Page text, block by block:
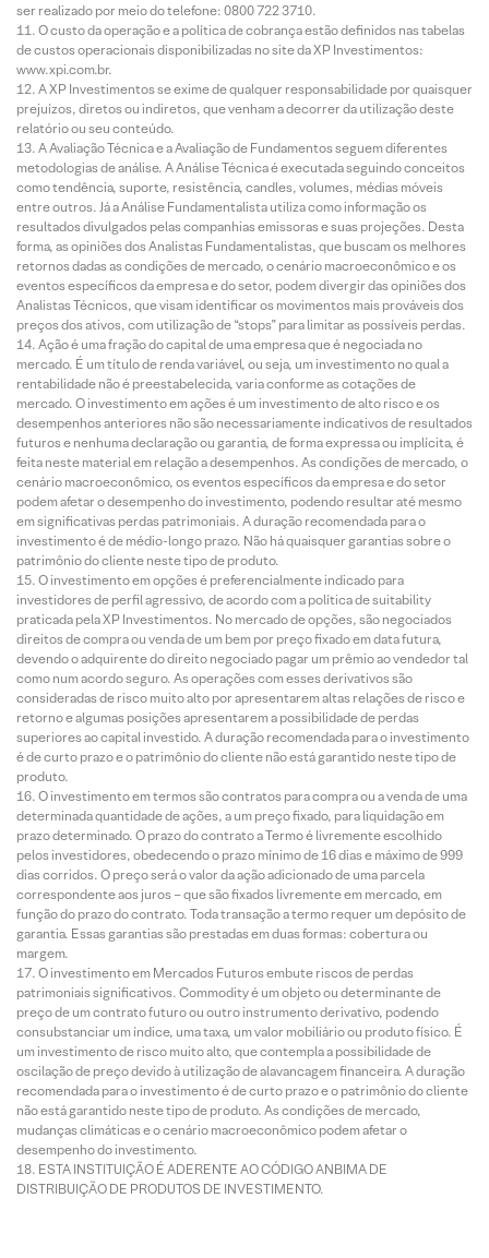
ser realizado por meio do telefone: 0800 722 3710.
O custo da operação e a política de cobrança estão definidos nas tabelas
de custos operacionais disponibilizadas no site da XP Investimentos:
www.xpi.com.br.
A XP Investimentos se exime de qualquer responsabilidade por quaisquer
prejuízos, diretos ou indiretos, que venham a decorrer da utilização deste
relatório ou seu conteúdo.
A Avaliação Técnica e a Avaliação de Fundamentos seguem diferentes
metodologias de análise. A Análise Técnica é executada seguindo conceitos
como tendência, suporte, resistência, candles, volumes, médias móveis
entre outros. Já a Análise Fundamentalista utiliza como informação os
resultados divulgados pelas companhias emissoras e suas projeções. Desta
forma, as opiniões dos Analistas Fundamentalistas, que buscam os melhores
retornos dadas as condições de mercado, o cenário macroeconômico e os
eventos específicos da empresa e do setor, podem divergir das opiniões dos
Analistas Técnicos, que visam identificar os movimentos mais prováveis dos
preços dos ativos, com utilização de “stops” para limitar as possíveis perdas.
Ação é uma fração do capital de uma empresa que é negociada no
mercado. É um título de renda variável, ou seja, um investimento no qual a
rentabilidade não é preestabelecida, varia conforme as cotações de
mercado. O investimento em ações é um investimento de alto risco e os
desempenhos anteriores não são necessariamente indicativos de resultados
futuros e nenhuma declaração ou garantia, de forma expressa ou implícita, é
feita neste material em relação a desempenhos. As condições de mercado, o
cenário macroeconômico, os eventos específicos da empresa e do setor
podem afetar o desempenho do investimento, podendo resultar até mesmo
em significativas perdas patrimoniais. A duração recomendada para o
investimento é de médio-longo prazo. Não há quaisquer garantias sobre o
patrimônio do cliente neste tipo de produto.
O investimento em opções é preferencialmente indicado para
investidores de perfil agressivo, de acordo com a política de suitability
praticada pela XP Investimentos. No mercado de opções, são negociados
direitos de compra ou venda de um bem por preço fixado em data futura,
devendo o adquirente do direito negociado pagar um prêmio ao vendedor tal
como num acordo seguro. As operações com esses derivativos são
consideradas de risco muito alto por apresentarem altas relações de risco e
retorno e algumas posições apresentarem a possibilidade de perdas
superiores ao capital investido. A duração recomendada para o investimento
é de curto prazo e o patrimônio do cliente não está garantido neste tipo de
produto.
O investimento em termos são contratos para compra ou a venda de uma
determinada quantidade de ações, a um preço fixado, para liquidação em
prazo determinado. O prazo do contrato a Termo é livremente escolhido
pelos investidores, obedecendo o prazo mínimo de 16 dias e máximo de 999
dias corridos. O preço será o valor da ação adicionado de uma parcela
correspondente aos juros – que são fixados livremente em mercado, em
função do prazo do contrato. Toda transação a termo requer um depósito de
garantia. Essas garantias são prestadas em duas formas: cobertura ou
margem.
O investimento em Mercados Futuros embute riscos de perdas
patrimoniais significativos. Commodity é um objeto ou determinante de
preço de um contrato futuro ou outro instrumento derivativo, podendo
consubstanciar um índice, uma taxa, um valor mobiliário ou produto físico. É
um investimento de risco muito alto, que contempla a possibilidade de
oscilação de preço devido à utilização de alavancagem financeira. A duração
recomendada para o investimento é de curto prazo e o patrimônio do cliente
não está garantido neste tipo de produto. As condições de mercado,
mudanças climáticas e o cenário macroeconômico podem afetar o
desempenho do investimento.
ESTA INSTITUIÇÃO É ADERENTE AO CÓDIGO ANBIMA DE
DISTRIBUIÇÃO DE PRODUTOS DE INVESTIMENTO.